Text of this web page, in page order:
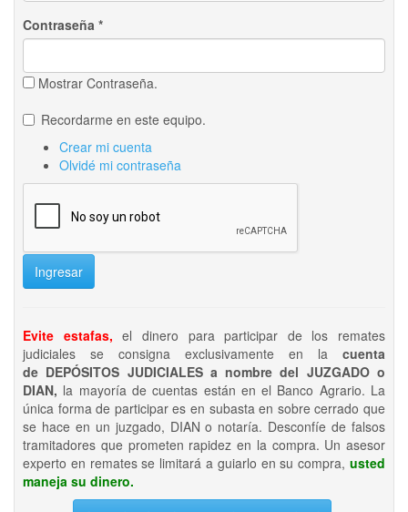
Contraseña *
Mostrar Contraseña.
Recordarme en este equipo.
Crear mi cuenta
Olvidé mi contraseña
Ingresar
Evite estafas, el dinero para participar de los remates
judiciales se consigna exclusivamente en la cuenta
de DEPÓSITOS JUDICIALES a nombre del JUZGADO o
DIAN, la mayoría de cuentas están en el Banco Agrario. La
única forma de participar es en subasta en sobre cerrado que
se hace en un juzgado, DIAN o notaría. Desconfíe de falsos
tramitadores que prometen rapidez en la compra. Un asesor
experto en remates se limitará a guiarlo en su compra, usted
maneja su dinero.